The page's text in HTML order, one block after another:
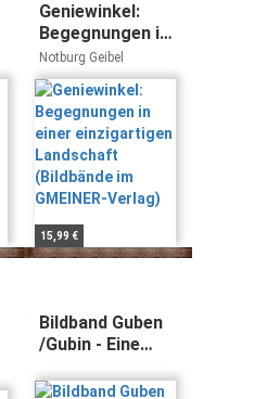
Geniewinkel:
Begegnungen in
einer
einzigartigen
Landschaft
(Bildbände im
GMEINER-
Verlag)
Notburg Geibel
15,99 €
Bildband Guben
/Gubin - Eine
Doppelstadt